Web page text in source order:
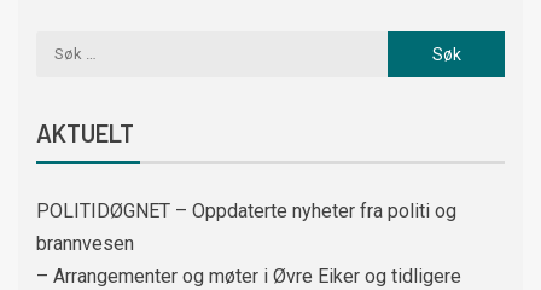
AKTUELT
POLITIDØGNET – Oppdaterte nyheter fra politi og
brannvesen
– Arrangementer og møter i Øvre Eiker og tidligere